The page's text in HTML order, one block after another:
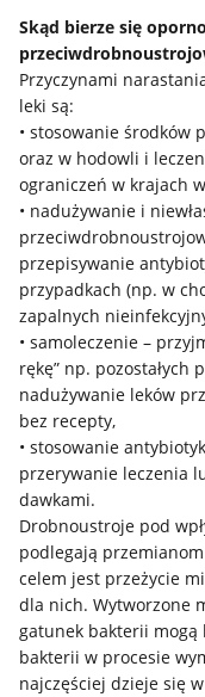
Skąd bierze się
Przyczynami
leki są:
• stosowanie
oraz w hodowli i
ograniczeń w krajach
• nadużywanie i
przepisywanie
przypadkach (np. w
zapalnych
• samoleczenie –
rękę” np.
nadużywanie leków
bez recepty,
• stosowanie
przerywanie leczenia
dawkami.
Drobnoustroje pod
podlegają
celem jest przeżycie
dla nich. Wytworzone
gatunek bakterii mogą
bakterii w procesie
najczęściej dzieje się